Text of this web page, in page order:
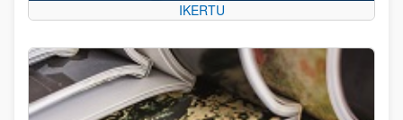
IKERTU